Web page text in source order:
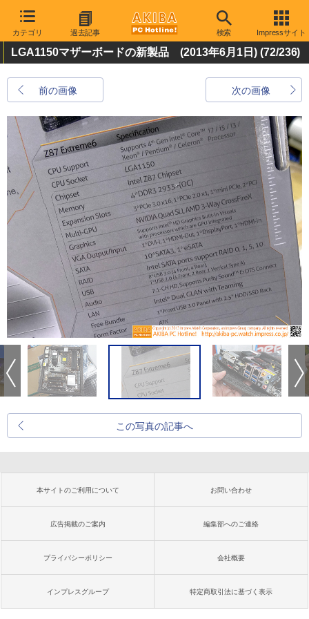
カテゴリ 過去記事 検索 Impressサイト
LGA1150マザーボードの新製品 (2013年6月1日) (72/236)
前の画像 次の画像
この写真の記事へ
本サイトのご利用について お問い合わせ
広告掲載のご案内 編集部へのご連絡
プライバシーポリシー 会社概要
インプレスグループ 特定商取引法に基づく表示